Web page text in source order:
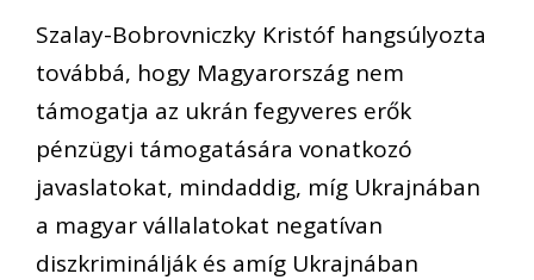
Szalay-Bobrovniczky Kristóf hangsúlyozta
továbbá, hogy Magyarország nem
támogatja az ukrán fegyveres erők
pénzügyi támogatására vonatkozó
javaslatokat, mindaddig, míg Ukrajnában
a magyar vállalatokat negatívan
diszkriminálják és amíg Ukrajnában